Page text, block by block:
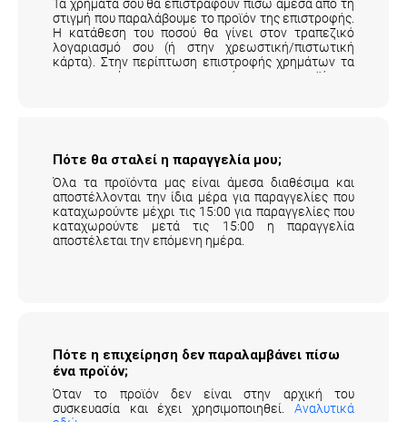
Τα χρήματά σου θα επιστραφούν πίσω άμεσα από τη
στιγμή που παραλάβουμε το προϊόν της επιστροφής.
Η κατάθεση του ποσού θα γίνει στον τραπεζικό
λογαριασμό σου (ή στην χρεωστική/πιστωτική
κάρτα). Στην περίπτωση επιστροφής χρημάτων τα
μεταφορικά της επιστροφής του προϊόντος
Πότε θα σταλεί η παραγγελία μου;
Όλα τα προϊόντα μας είναι άμεσα διαθέσιμα και
αποστέλλονται την ίδια μέρα για παραγγελίες που
καταχωρούντε μέχρι τις 15:00 για παραγγελίες που
καταχωρούντε μετά τις 15:00 η παραγγελία
αποστέλεται την επόμενη ημέρα.
Πότε η επιχείρηση δεν παραλαμβάνει πίσω
ένα προϊόν;
Όταν το προϊόν δεν είναι στην αρχική του
συσκευασία και έχει χρησιμοποιηθεί.
Αναλυτικά